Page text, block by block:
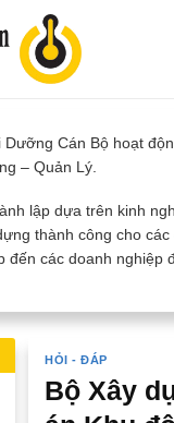
Cán Bộ hoạt
– Quản Lý.
lập dựa trên kinh
thành công cho
các doanh nghiệp
HỎI - ĐÁP
Bộ Xây